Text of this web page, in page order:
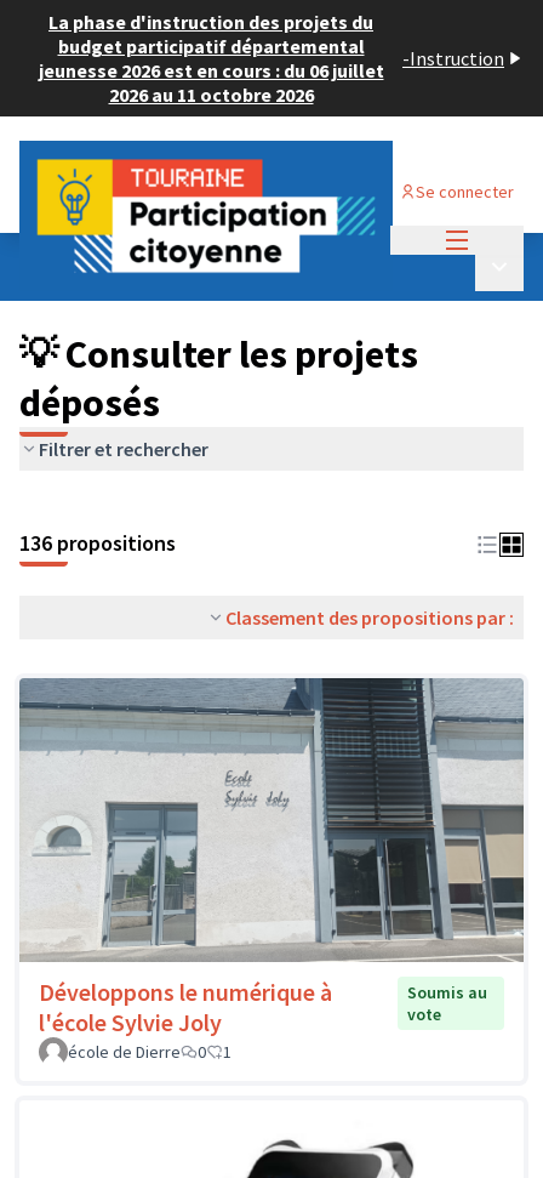
La phase d'instruction des projets du
budget participatif départemental
jeunesse 2026 est en cours : du 06 juillet
2026 au 11 octobre 2026
-Instruction
Se connecter
Budget Participatif JEUNESSE 2024
💡 Consulter les projets déposés
💡 Consulter les projets
déposés
Filtrer et rechercher
136 propositions
Classement des propositions par :
Développons le numérique à
l'école Sylvie Joly
Soumis au
vote
école de Dierre
0 1